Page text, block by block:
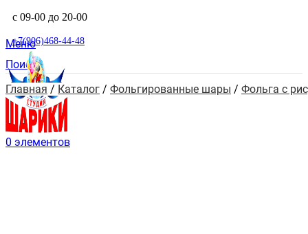
с 09-00 до 20-00
+7(906)468-44-48
Поиск
Меню
0 элементов
Главная / Каталог / Фольгированные шары / Фольга с